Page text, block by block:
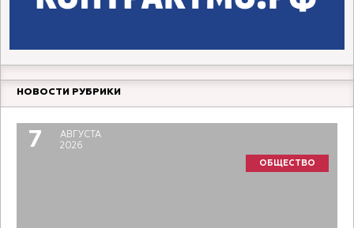
НОВОСТИ РУБРИКИ
7
АВГУСТА
2026
ОБЩЕСТВО